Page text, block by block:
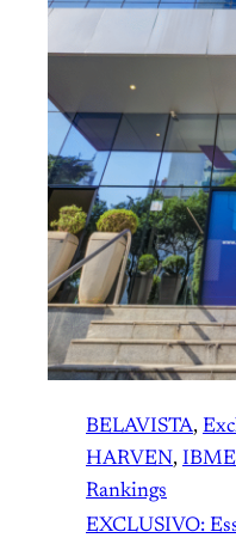
BELAVISTA,
HARVEN,
Rankings
EXCLUSIVO: